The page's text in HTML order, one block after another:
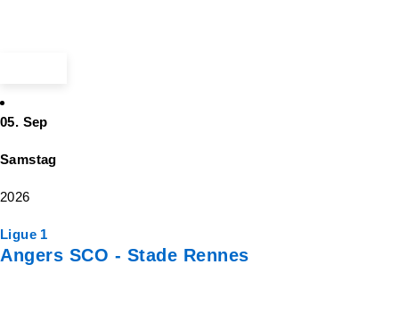
05. Sep
Samstag
2026
Ligue 1
Angers SCO - Stade Rennes